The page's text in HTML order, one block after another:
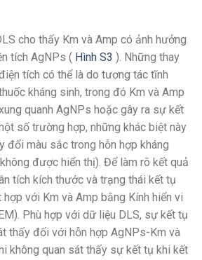
cho thấy Km và Amp có ảnh hưởng
tích AgNPs ( Hình S3 ). Những thay
tích có thể là do tương tác tĩnh
kháng sinh, trong đó Km và Amp
quanh AgNPs hoặc gây ra sự kết
số trường hợp, những khác biệt này
đổi màu sắc trong hỗn hợp kháng
được hiển thị). Để làm rõ kết quả
tích kích thước và trạng thái kết tụ
với Km và Amp bằng Kính hiển vi
Phù hợp với dữ liệu DLS, sự kết tụ
thấy đối với hỗn hợp AgNPs-Km và
không quan sát thấy sự kết tụ khi kết